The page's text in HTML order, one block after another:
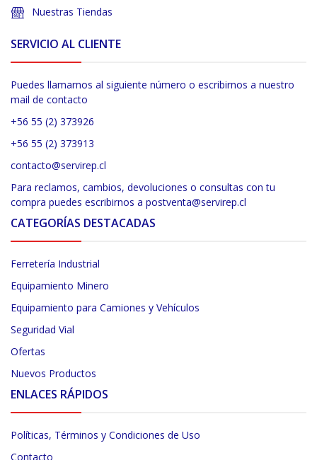
Nuestras Tiendas
SERVICIO AL CLIENTE
Puedes llamarnos al siguiente número o escribirnos a nuestro
mail de contacto
+56 55 (2) 373926
+56 55 (2) 373913
contacto@servirep.cl
Para reclamos, cambios, devoluciones o consultas con tu
compra puedes escribirnos a postventa@servirep.cl
CATEGORÍAS DESTACADAS
Ferretería Industrial
Equipamiento Minero
Equipamiento para Camiones y Vehículos
Seguridad Vial
Ofertas
Nuevos Productos
ENLACES RÁPIDOS
Políticas, Términos y Condiciones de Uso
Contacto